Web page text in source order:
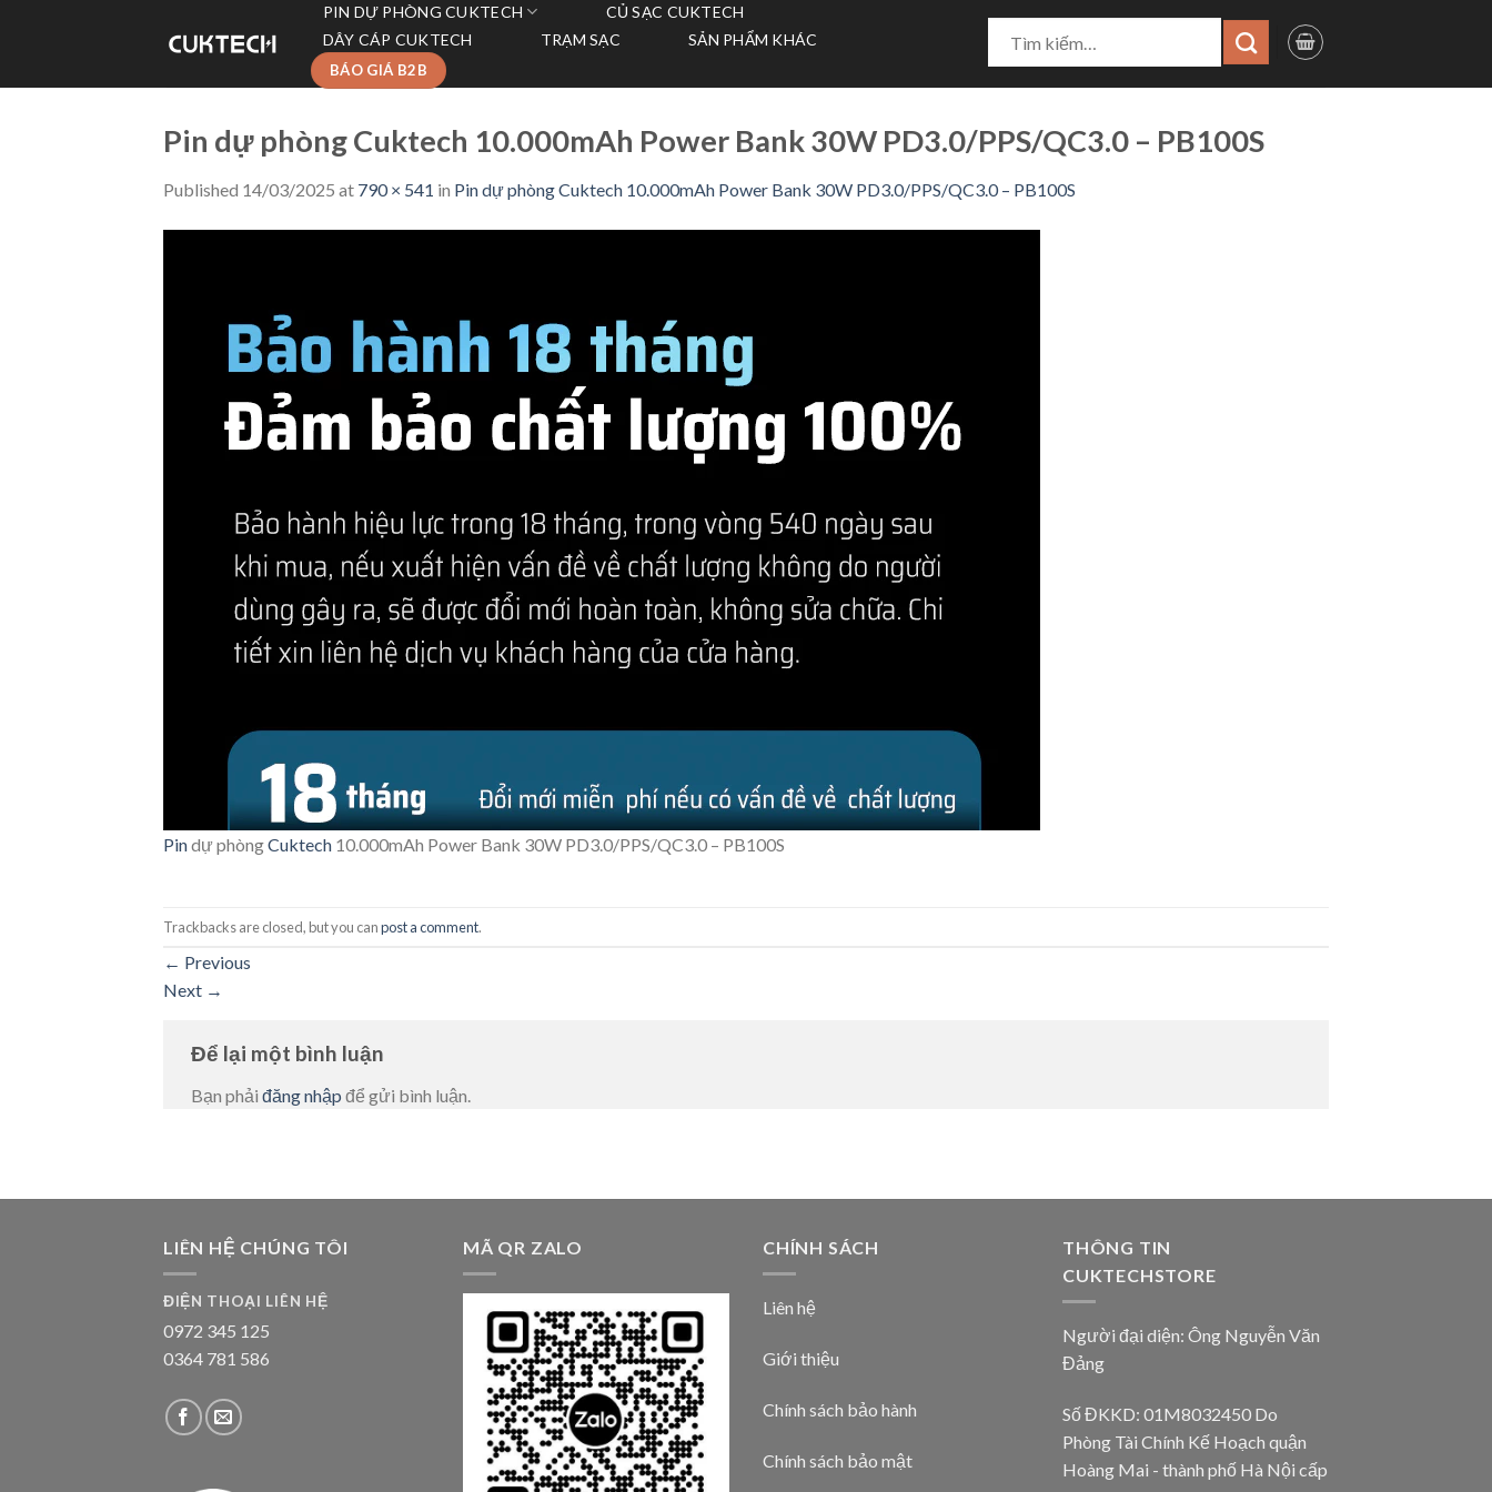
PIN DỰ PHÒNG CUKTECH
CỦ SẠC CUKTECH
DÂY CÁP CUKTECH
TRẠM SẠC SẢN PHẨM KHÁC
BÁO GIÁ B2B
kiếm:
Pin dự phòng Cuktech 10.000mAh Power Bank 30W PD3.0/PPS/QC3.0 – PB100S
Published 14/03/2025 at 790 × 541 in Pin dự phòng Cuktech 10.000mAh Power Bank 30W PD3.0/PPS/QC3.0 – PB100S
Pindự phòngCuktech 10.000mAh Power Bank 30W PD3.0/PPS/QC3.0 – PB100S
Trackbacks are closed, but you canpost a comment.
← Previous
Next →
Để lại một bình luận
Bạn phải đăng nhập để gửi bình luận.
LIÊN HỆ CHÚNG TÔI
ĐIỆN THOẠI LIÊN HỆ
0972 345 125
0364 781 586
MÃ QR ZALO CHÍNH SÁCH
Liên hệ
Giới thiệu
Chính sách bảo hành
Chính sách bảo mật
THÔNG TIN
CUKTECHSTORE
Người đại diện: Ông Nguyễn Văn
Đảng
Số ĐKKD: 01M8032450 Do
Phòng Tài Chính Kế Hoạch quận
Hoàng Mai - thành phố Hà Nội cấp